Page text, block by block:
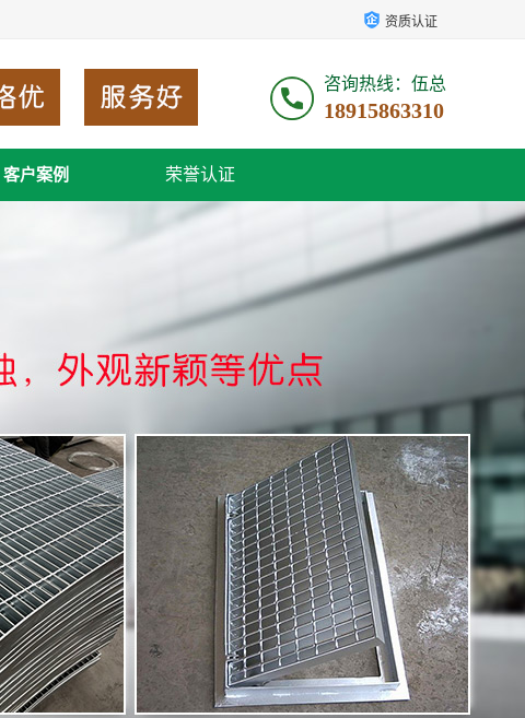
资质认证
咨询热线：伍总
18915863310
客户案例 荣誉认证